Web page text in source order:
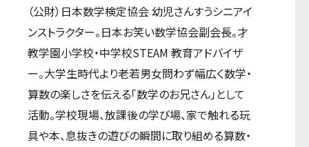
（公財）日本数学検定協会 幼児さんすうシニアイ
ンストラクター。日本お笑い数学協会副会長。才
教学園小学校・中学校STEAM 教育アドバイザ
ー。大学生時代より老若男女問わず幅広く数学・
算数の楽しさを伝える「数学のお兄さん」として
活動。学校現場、放課後の学び場、家で触れる玩
具や本、息抜きの遊びの瞬間に取り組める算数・